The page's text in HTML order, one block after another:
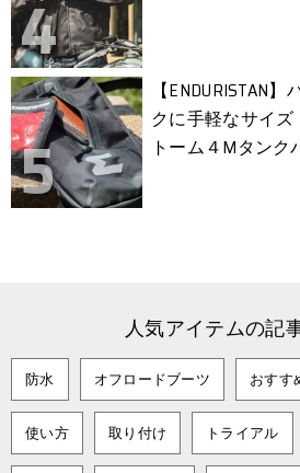
【ENDURISTAN
クに手軽なサイ
トーム４Mタン
人気アイテムの記
防水 オフロードブーツ おすす
使い方 取り付け トライアル